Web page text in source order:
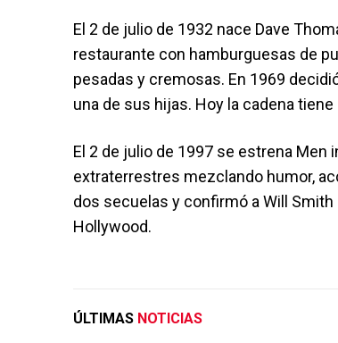
El 2 de julio de 1932 nace Dave
restaurante con hamburguesas de
pesadas y cremosas. En 1969
una de sus hijas. Hoy la cadena
El 2 de julio de 1997 se estrena
extraterrestres mezclando humor,
dos secuelas y confirmó a Will
Hollywood.
ÚLTIMAS NOTICIAS